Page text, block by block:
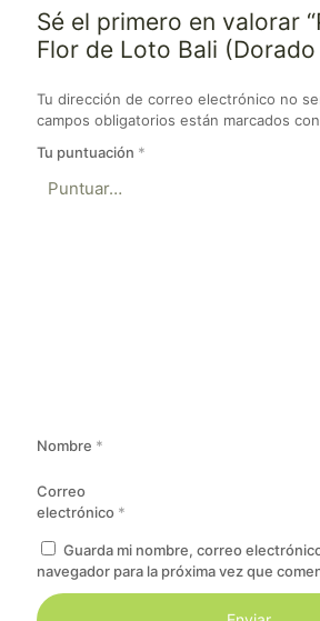
Sé el primero en valorar
Flor de Loto Bali
Tu dirección de correo electrónico no
campos obligatorios están marcados con
Tu puntuación *
Nombre *
Correo
electrónico *
Guarda mi nombre, correo
navegador para la próxima vez que